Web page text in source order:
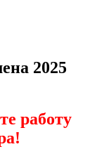
2025
работу